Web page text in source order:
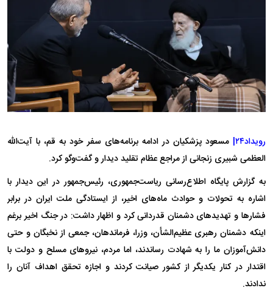
رویداد۲۴|
مسعود پزشکیان در ادامه برنامه‌های سفر خود به قم، با آیت‌الله
العظمی شبیری زنجانی از مراجع عظام تقلید دیدار و گفت‌و‌گو کرد.
به گزارش پایگاه اطلاع‌رسانی ریاست‌جمهوری، رئیس‌جمهور در این دیدار با
اشاره به تحولات و حوادث ماه‌های اخیر، از ایستادگی ملت ایران در برابر
فشار‌ها و تهدید‌های دشمنان قدردانی کرد و اظهار داشت: در جنگ اخیر برغم
اینکه دشمنان رهبری عظیم‌الشأن، وزرا، فرماندهان، جمعی از نخبگان و حتی
دانش‌آموزان ما را به شهادت رساندند، اما مردم، نیرو‌های مسلح و دولت با
اقتدار در کنار یکدیگر از کشور صیانت کردند و اجازه تحقق اهداف آنان را
ندادند.